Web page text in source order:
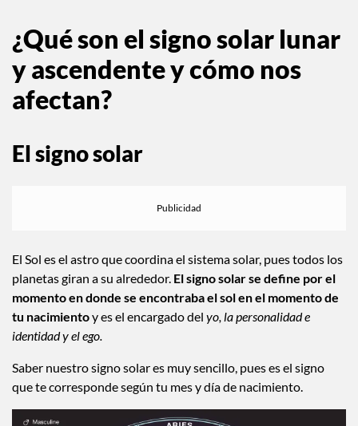
¿Qué son el signo solar lunar
y ascendente y cómo nos
afectan?
El signo solar
El Sol es el astro que coordina el sistema solar, pues todos los
planetas giran a su alrededor. El signo solar se define por el
momento en donde se encontraba el sol en el momento de
tu nacimientoy es el encargado del yo, la personalidad e
identidad y el ego.
Saber nuestro signo solar es muy sencillo, pues es el signo
que te corresponde según tu mes y día de nacimiento.